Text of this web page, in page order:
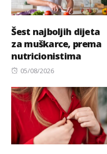
Šest najboljih dijeta
za muškarce, prema
nutricionistima
Posted
05/08/2026